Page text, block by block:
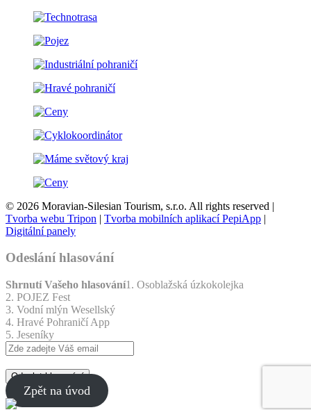
© 2026 Moravian-Silesian Tourism, s.r.o. All rights reserved |
Tvorba webu Tripon | Tvorba mobilních aplikací PepiApp |
Digitální panely
Odeslání hlasování
Shrnutí Vašeho hlasování1. Osoblažská úzkokolejka
2. POJEZ Fest
3. Vodní mlýn Wesellský
4. Hravé Pohraničí App
5. Jeseníky
Odeslat hlasování
Zpět na úvod